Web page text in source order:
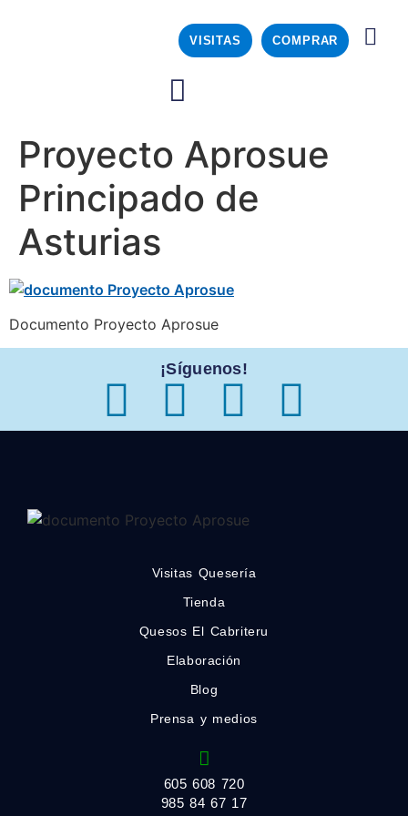
VISITAS COMPRAR
Proyecto Aprosue
Principado de
Asturias
Documento Proyecto Aprosue
¡Síguenos!
Visitas Quesería
Tienda
Quesos El Cabriteru
Elaboración
Blog
Prensa y medios
605 608 720
985 84 67 17